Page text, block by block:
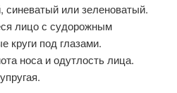
или зеленоватый.
лицо с судорожным
круги под глазами.
носа и одутлость лица.